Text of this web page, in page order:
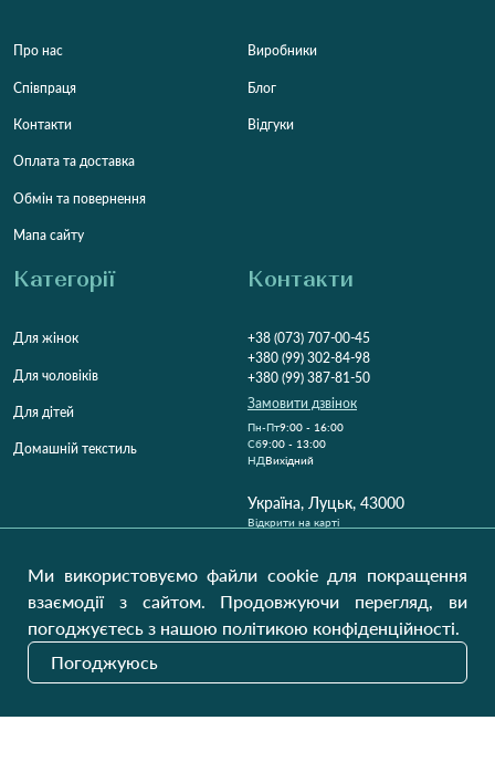
Про нас
Співпраця
Контакти
Оплата та доставка
Обмін та повернення
Мапа сайту
Виробники
Блог
Відгуки
Категорії
Для жінок
Для чоловіків
Для дітей
Домашній текстиль
Контакти
+38 (073) 707-00-45
+380 (99) 302-84-98
+380 (99) 387-81-50
Замовити дзвінок
Пн-Пт9:00 - 16:00
Cб9:00 - 13:00
НДВихідний
Україна, Луцьк, 43000
Відкрити на карті
Наші оновлення
Ми використовуємо файли cookie для покращення
взаємодії з сайтом. Продовжуючи перегляд, ви
погоджуєтесь з нашою політикою конфіденційності.
Погоджуюсь